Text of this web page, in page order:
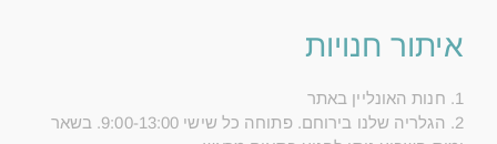
איתור חנויות
1. חנות האונליין באתר
2. הגלריה שלנו בירוחם. פתוחה כל שישי 9:00-13:00. בשאר